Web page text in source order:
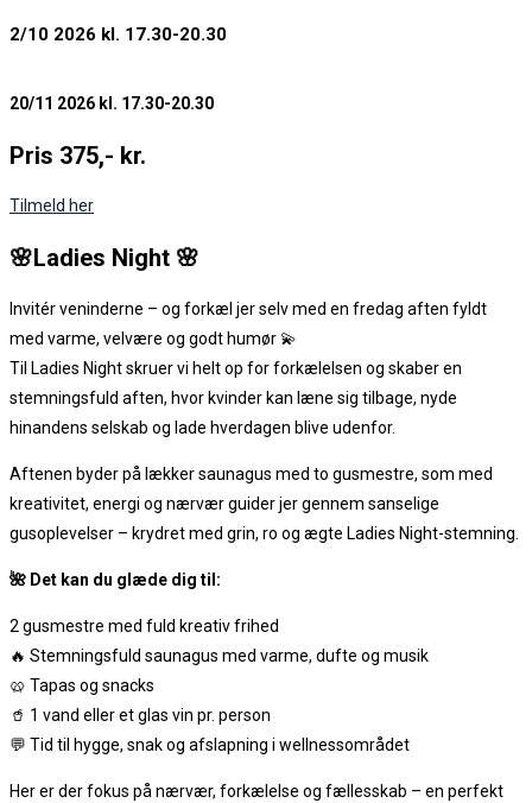
2/10 2026 kl. 17.30-20.30
20/11 2026 kl. 17.30-20.30
Pris 375,- kr.
Tilmeld her
🌸Ladies Night 🌸
Invitér veninderne – og forkæl jer selv med en fredag aften fyldt
med varme, velvære og godt humør 💫
Til Ladies Night skruer vi helt op for forkælelsen og skaber en
stemningsfuld aften, hvor kvinder kan læne sig tilbage, nyde
hinandens selskab og lade hverdagen blive udenfor.
Aftenen byder på lækker saunagus med to gusmestre, som med
kreativitet, energi og nærvær guider jer gennem sanselige
gusoplevelser – krydret med grin, ro og ægte Ladies Night-stemning.
🌺 Det kan du glæde dig til:
2 gusmestre med fuld kreativ frihed
🔥 Stemningsfuld saunagus med varme, dufte og musik
🥨 Tapas og snacks
🥤 1 vand eller et glas vin pr. person
💬 Tid til hygge, snak og afslapning i wellnessområdet
Her er der fokus på nærvær, forkælelse og fællesskab – en perfekt